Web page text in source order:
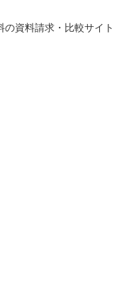
資料請求・比較サイト